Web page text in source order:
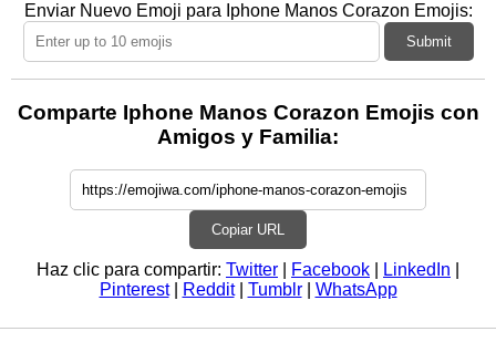
Enviar Nuevo Emoji para Iphone Manos Corazon Emojis:
Submit
Comparte Iphone Manos Corazon Emojis con
Amigos y Familia:
Copiar URL
Haz clic para compartir: Twitter Facebook LinkedIn
Pinterest| Reddit| Tumblr| WhatsApp